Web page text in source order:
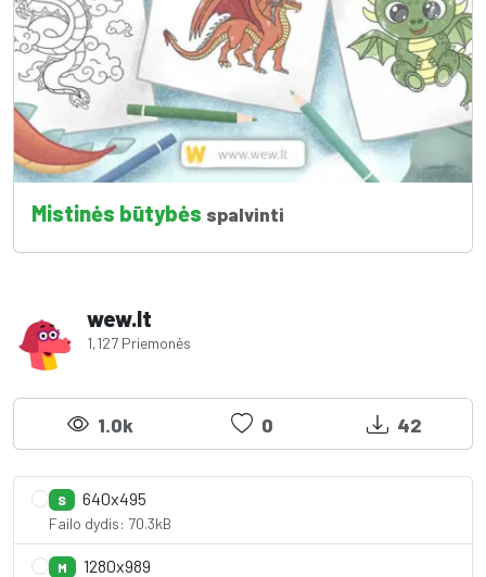
Mistinės būtybės spalvinti
wew.lt
1,127 Priemonės
1.0k 0 42
S 640x495
Failo dydis: 70.3kB
M 1280x989